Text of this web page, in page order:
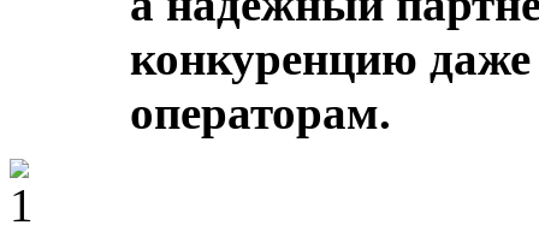
конкуренцию
операторам.